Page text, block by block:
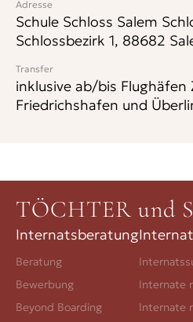
Adresse
Schule Schloss Salem
Schlossbezirk 1, 88682
Transfer
inklusive ab/bis Flughäfen
Friedrichshafen und
TÖCHTER und
Internatsberatung
Beratung
Bewerbung
Beyond Boarding
Internate
Internate